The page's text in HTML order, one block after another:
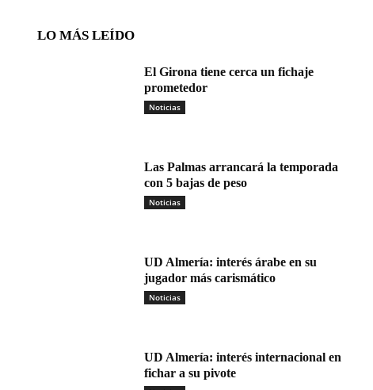
LO MÁS LEÍDO
El Girona tiene cerca un fichaje
prometedor
Noticias
Las Palmas arrancará la temporada
con 5 bajas de peso
Noticias
UD Almería: interés árabe en su
jugador más carismático
Noticias
UD Almería: interés internacional en
fichar a su pivote